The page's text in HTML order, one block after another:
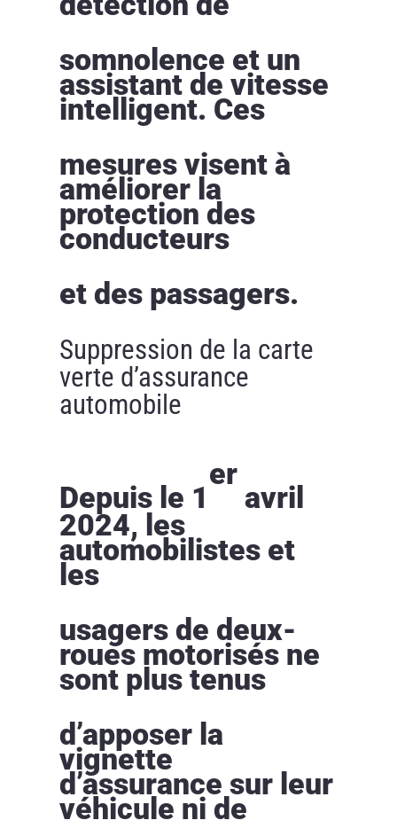
somnolence et un
assistant de vitesse
intelligent. Ces
mesures visent à
améliorer la
protection des
conducteurs
et des passagers.
Suppression de la carte
verte d’assurance
automobile
Depuis le 1
er
avril
2024, les
automobilistes et
les
usagers de deux-
roues motorisés ne
sont plus tenus
d’apposer la
vignette
d’assurance sur leur
véhicule ni de